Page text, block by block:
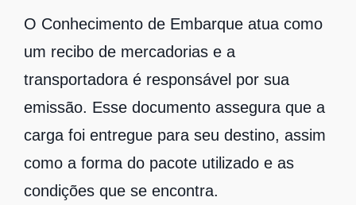
O Conhecimento de Embarque atua como
um recibo de mercadorias e a
transportadora é responsável por sua
emissão. Esse documento assegura que a
carga foi entregue para seu destino, assim
como a forma do pacote utilizado e as
condições que se encontra.